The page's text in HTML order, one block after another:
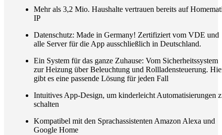
Mehr als 3,2 Mio. Haushalte vertrauen bereits auf
IP
Datenschutz: Made in Germany! Zertifiziert vom VDE und
alle Server für die App ausschließlich in Deutschland.
Ein System für das ganze Zuhause: Vom Sicherheitssystem
zur Heizung über Beleuchtung und Rollladensteuerung.
gibt es eine passende Lösung für jeden Fall
Intuitives App-Design, um kinderleicht Automatisierungen
schalten
Kompatibel mit den Sprachassistenten Amazon Alexa und
Google Home